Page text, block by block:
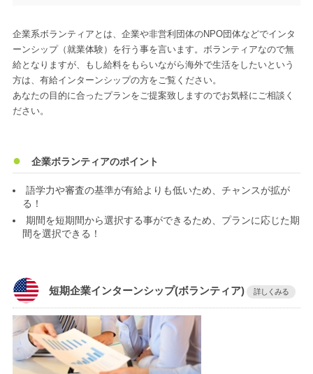
企業系ボランティアとは、企業や非営利団体のNPO団体などでインタ
ーンシップ（就業体験）を行う事を言います。ボランティアなので無
給となりますが、もし給料をもらいながら海外で生活をしたいという
方は、有給インターンシップの方をご覧ください。
あなたの目的に合ったプランをご提案致しますのでお気軽にご相談く
ださい。
企業ボランティアのポイント
語学力や審査の基準が有給よりも低いため、チャンスが拡が
る！
期間を短期間から選択する事ができるため、プランに応じた期
間を選択できる！
短期企業インターンシップ(ボランティア) 詳しくみる